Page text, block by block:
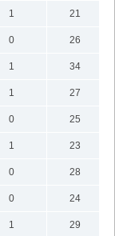
1
21
0
26
1
34
1
27
0
25
1
23
0
28
0
24
1 29